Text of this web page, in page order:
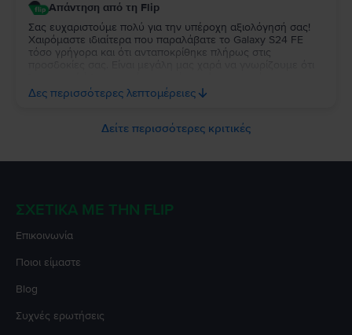
Απάντηση από τη Flip
Σας ευχαριστούμε πολύ για την υπέροχη αξιολόγησή σας!
Χαιρόμαστε ιδιαίτερα που παραλάβατε το Galaxy S24 FE
τόσο γρήγορα και ότι ανταποκρίθηκε πλήρως στις
απόλυτα ικανοποιημένη. Σας ευχαριστούμε για την
εμπιστοσύνη σας και σας ευχόμαστε να χαρείτε τη νέα σας
Δες περισσότερες λεπτομέρειες
Δείτε περισσότερες κριτικές
ΣΧΕΤΙΚΆ ΜΕ ΤΗΝ FLIP
Επικοινωνία
Ποιοι είμαστε
Blog
Συχνές ερωτήσεις